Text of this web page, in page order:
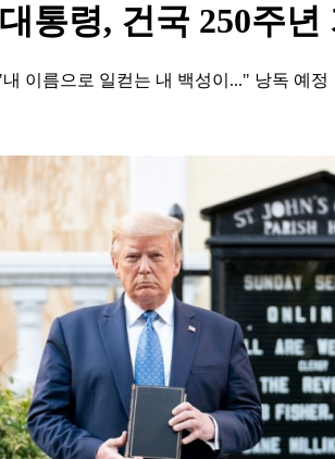
통령, 건국 250주
이름으로 일컫는 내 백성이..." 낭독 예정